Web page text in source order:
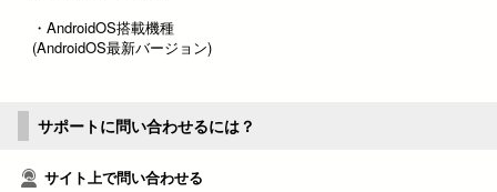
・AndroidOS搭載機種
(AndroidOS最新バージョン)
サポートに問い合わせるには？
サイト上で問い合わせる